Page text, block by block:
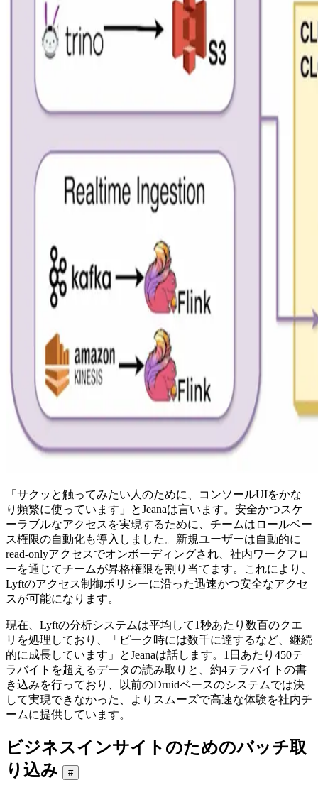
「サクッと触ってみたい人のために、コンソールUIをかな
り頻繁に使っています」とJeanaは言います。安全かつスケ
ーラブルなアクセスを実現するために、チームはロールベー
ス権限の自動化も導入しました。新規ユーザーは自動的に
read-onlyアクセスでオンボーディングされ、社内ワークフロ
ーを通じてチームが昇格権限を割り当てます。これにより、
Lyftのアクセス制御ポリシーに沿った迅速かつ安全なアクセ
スが可能になります。
現在、Lyftの分析システムは平均して1秒あたり数百のクエ
リを処理しており、「ピーク時には数千に達するなど、継続
的に成長しています」とJeanaは話します。1日あたり450テ
ラバイトを超えるデータの読み取りと、約4テラバイトの書
き込みを行っており、以前のDruidベースのシステムでは決
して実現できなかった、よりスムーズで高速な体験を社内チ
ームに提供しています。
ビジネスインサイトのためのバッチ取
り込み
#